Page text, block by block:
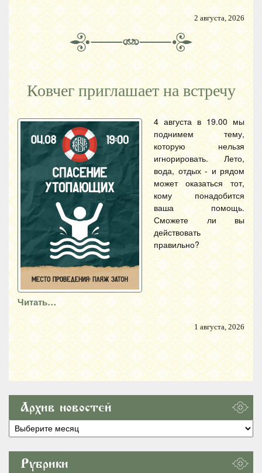
2 августа, 2026
Ковчег приглашает на встречу
4 августа в 19.00 мы
поднимем тему,
которую нельзя
игнорировать. Лето,
вода, отдых - и рядом
может оказаться тот,
кому понадобится
ваша помощь.
Сможете ли вы
действовать
правильно?
Читать…
1 августа, 2026
Архив новостей
Архив
новостей
Рубрики